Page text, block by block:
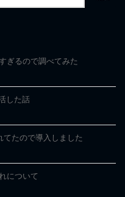
ぎるので調べてみた
した話
てたので導入しました
について